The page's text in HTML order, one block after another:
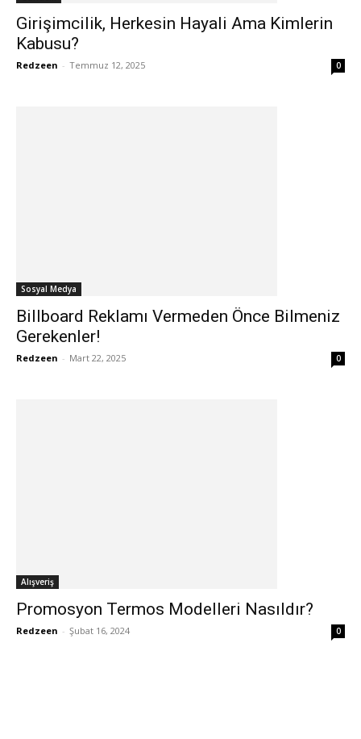
Girişimcilik, Herkesin Hayali Ama Kimlerin
Kabusu?
Redzeen - Temmuz 12, 2025 0
Sosyal Medya
Billboard Reklamı Vermeden Önce Bilmeniz
Gerekenler!
Redzeen - Mart 22, 2025 0
Alışveriş
Promosyon Termos Modelleri Nasıldır?
Redzeen - Şubat 16, 2024 0